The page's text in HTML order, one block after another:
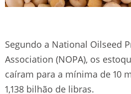
Segundo a National Oilseed
Association (NOPA), os
caíram para a mínima de 10
1,138 bilhão de libras.